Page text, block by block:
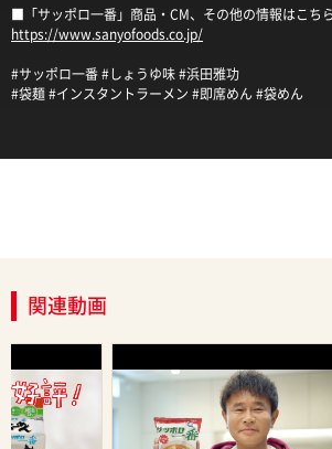
■「サッポロ一番」商品・CM、その他の情報はこちら
https://www.sanyofoods.co.jp/
#サッポロ一番 #しょうゆ味 #浜田雅功
#袋麺 #インスタントラーメン #即席めん #袋めん
関連動画